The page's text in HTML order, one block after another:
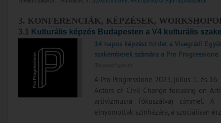
3. KONFERENCIÁK, KÉPZÉSEK,
3.1 Kulturális képzés Budapesten a V4 kulturális
14 napos képzést hirdet a Visegrádi
szakemberek számára a Pro Progressione.
A Pro Progressione 2023. július 1. és
Actors of Civil Change focusing on
artivizmusra fókuszálva) címmel.
elnyomottak színházára, a szociálisan